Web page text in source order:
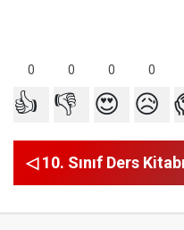
0 0 0 0
👍 👎 😍 😥
◁ 10. Sınıf Ders